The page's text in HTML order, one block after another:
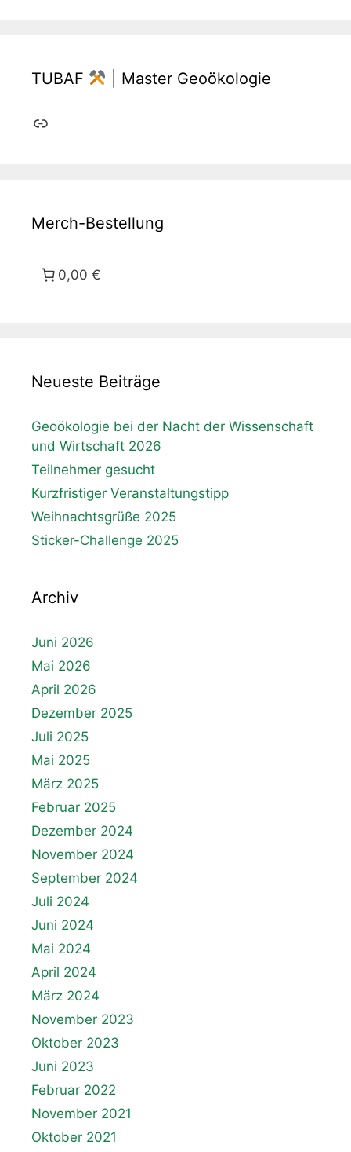
TUBAF | Master Geoökologie
Link
Merch-Bestellung
0,00 €
Neueste Beiträge
Geoökologie bei der Nacht der Wissenschaft
und Wirtschaft 2026
Teilnehmer gesucht
Kurzfristiger Veranstaltungstipp
Weihnachtsgrüße 2025
Sticker-Challenge 2025
Archiv
Juni 2026
Mai 2026
April 2026
Dezember 2025
Juli 2025
Mai 2025
März 2025
Februar 2025
Dezember 2024
November 2024
September 2024
Juli 2024
Juni 2024
Mai 2024
April 2024
März 2024
November 2023
Oktober 2023
Juni 2023
Februar 2022
November 2021
Oktober 2021